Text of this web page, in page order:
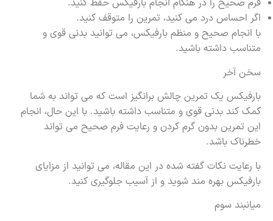
فرم صحیح را در هنگام انجام بارفیکس حفظ کنید.
اگر احساس درد می کنید، تمرین را متوقف کنید.
با انجام صحیح و منظم بارفیکس، می توانید بدنی قوی و
متناسب داشته باشید.
سخن آخر
بارفیکس یک تمرین چالش برانگیز است که می تواند به شما
کمک کند بدنی قوی و متناسب داشته باشید. با این حال، انجام
این تمرین بدون گرم کردن و رعایت فرم صحیح می تواند
خطرناک باشد.
با رعایت نکات گفته شده در این مقاله، می توانید از مزایای
بارفیکس بهره مند شوید و از آسیب جلوگیری کنید.
میانبند سوم